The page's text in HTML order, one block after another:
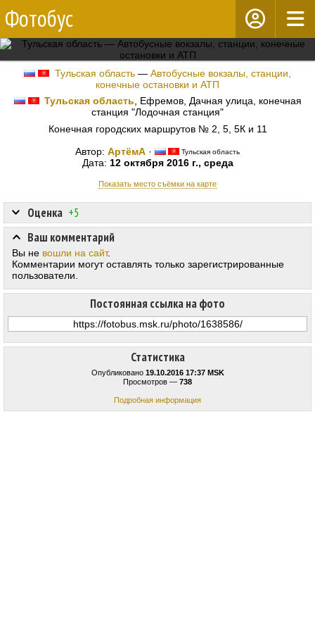
Фотобус
Тульская область — Автобусные вокзалы, станции,
конечные остановки и АТП
Тульская область , Ефремов, Дачная улица, конечная
станция "Лодочная станция"
Конечная городских маршрутов № 2, 5, 5К и 11
Автор: АртёмА · Тульская область
Дата: 12 октября 2016 г., среда
Показать место съёмки на карте
Статистика
Опубликовано 19.10.2016 17:37 MSK
Просмотров — 738
Подробная информация
Оценка +5
Постоянная ссылка на фото
Ваш комментарий
Вы не вошли на сайт.
Комментарии могут оставлять только зарегистрированные
пользователи.